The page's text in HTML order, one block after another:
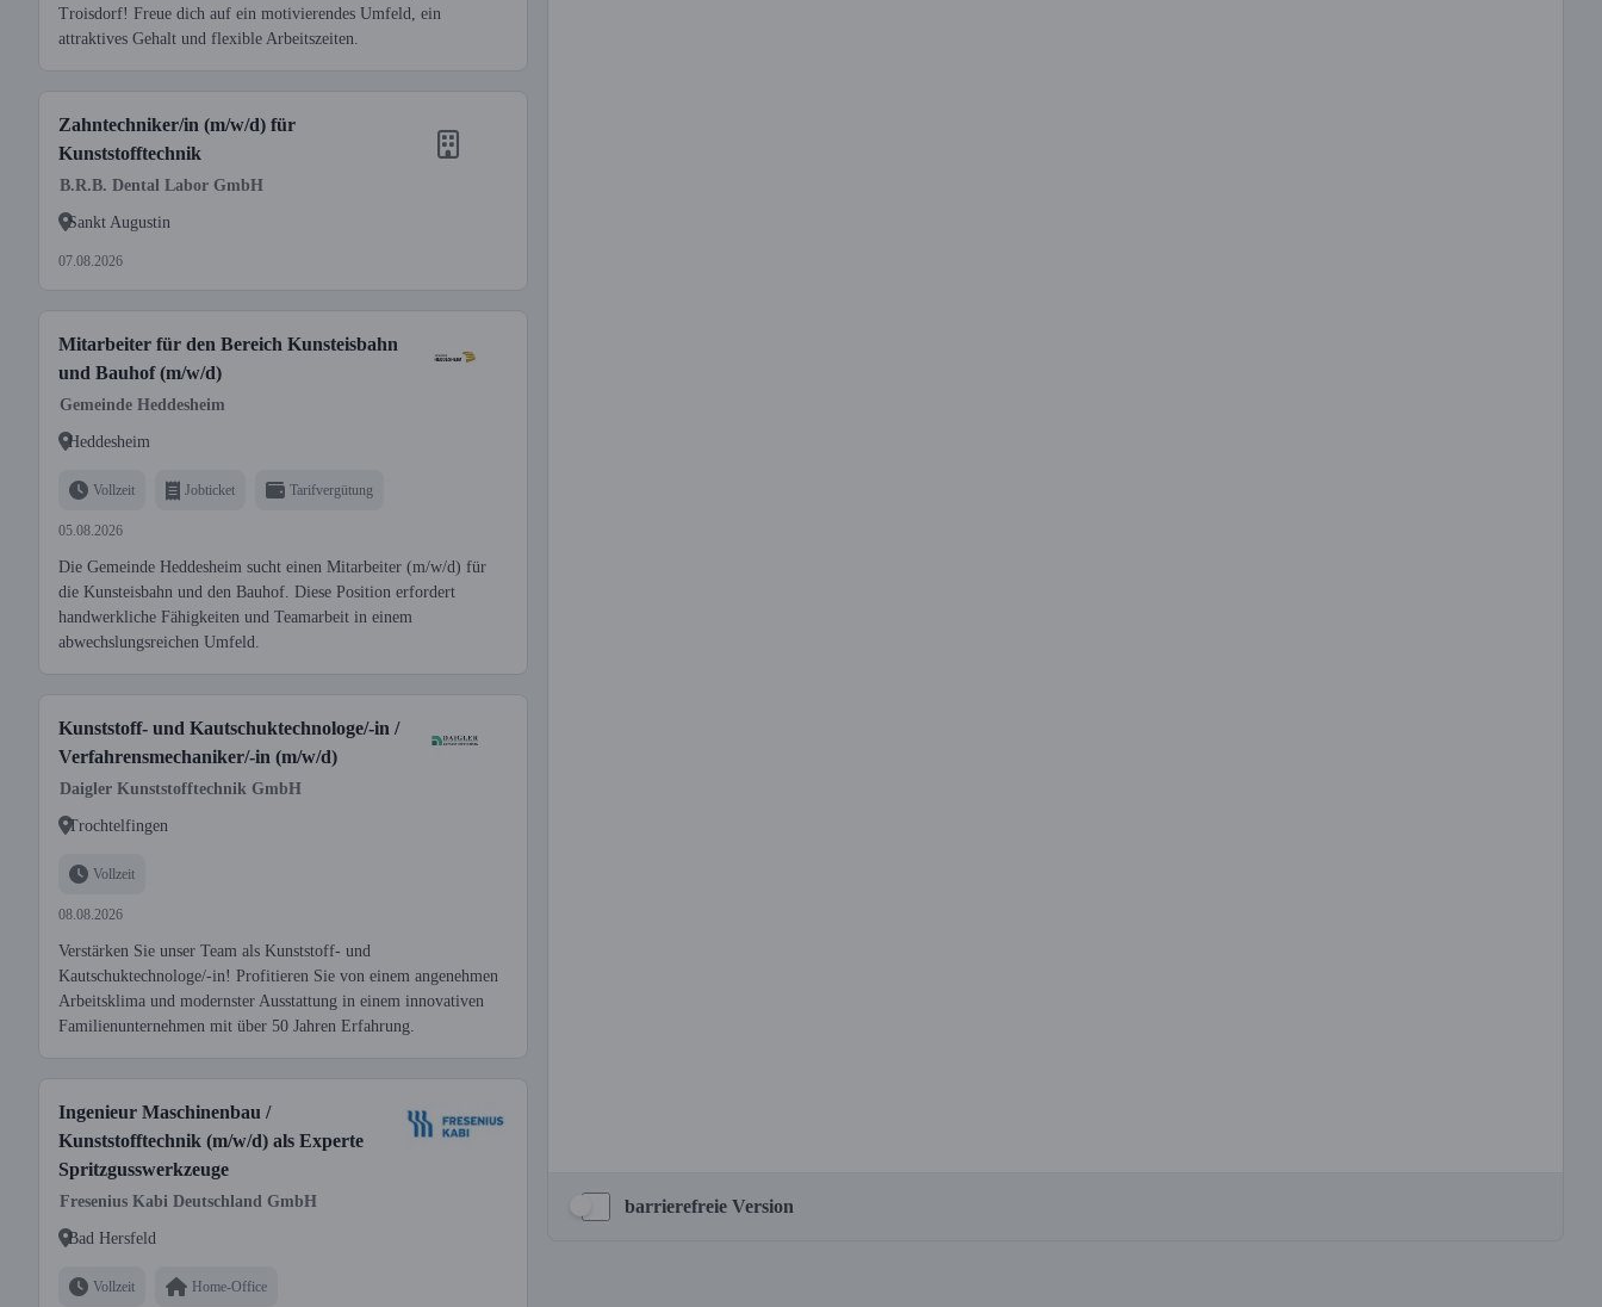
Troisdorf! Freue dich auf ein motivierendes Umfeld, ein
attraktives Gehalt und flexible Arbeitszeiten.
Zahntechniker/in (m/w/d) für
Kunststofftechnik
B.R.B. Dental Labor GmbH
Sankt Augustin
07.08.2026
Mitarbeiter für den Bereich Kunsteisbahn
und Bauhof (m/w/d)
Gemeinde Heddesheim
Heddesheim
Vollzeit Jobticket Tarifvergütung
05.08.2026
Die Gemeinde Heddesheim sucht einen Mitarbeiter (m/w/d) für
die Kunsteisbahn und den Bauhof. Diese Position erfordert
handwerkliche Fähigkeiten und Teamarbeit in einem
abwechslungsreichen Umfeld.
Kunststoff- und Kautschuktechnologe/-in /
Verfahrensmechaniker/-in (m/w/d)
Daigler Kunststofftechnik GmbH
Trochtelfingen
Vollzeit
08.08.2026
Verstärken Sie unser Team als Kunststoff- und
Kautschuktechnologe/-in! Profitieren Sie von einem angenehmen
Arbeitsklima und modernster Ausstattung in einem innovativen
Familienunternehmen mit über 50 Jahren Erfahrung.
Ingenieur Maschinenbau /
Kunststofftechnik (m/w/d) als Experte
Spritzgusswerkzeuge
Fresenius Kabi Deutschland GmbH
Bad Hersfeld
Vollzeit Home-Office
barrierefreie Version